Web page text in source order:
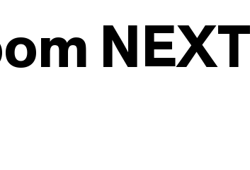
NEXT